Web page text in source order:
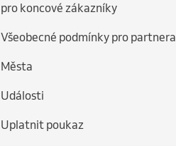
pro koncové zákazníky
Všeobecné podmínky pro partnera
Města
Události
Uplatnit poukaz